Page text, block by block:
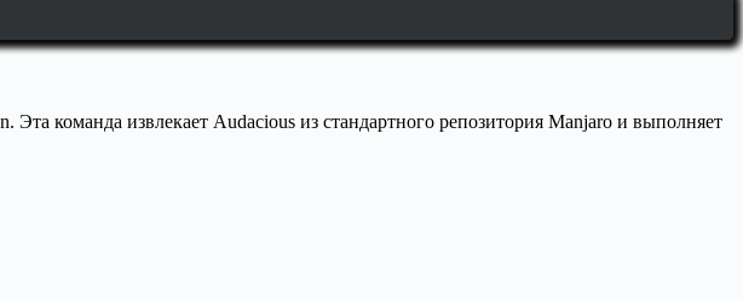
команда извлекает Audacious из стандартного репозитория Manjaro и выполняет